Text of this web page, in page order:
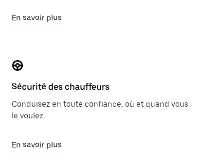
En savoir plus
Sécurité des chauffeurs
Conduisez en toute confiance, où et quand vous
le voulez.
En savoir plus